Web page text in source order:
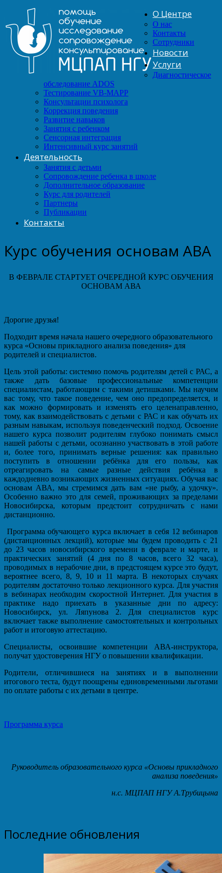
О Центре
О нас
Контакты
Сотрудники
Новости
Услуги
Диагностическое
обследование ADOS
Тестирование VB-MAPP
Консультации психолога
Коррекция поведения
Развитие навыков
Занятия с ребенком
Сенсорная интеграция
Интенсивный курс занятий
Деятельность
Занятия с детьми
Сопровождение ребенка в школе
Дополнительное образование
Курс для родителей
Партнеры
Публикации
Контакты
Курс обучения основам АВА
В ФЕВРАЛЕ СТАРТУЕТ ОЧЕРЕДНОЙ КУРС ОБУЧЕНИЯ
ОСНОВАМ АВА
Дорогие друзья!
Подходит время начала нашего очередного образовательного
курса «Основы прикладного анализа поведения» для
родителей и специалистов.
Цель этой работы: системно помочь родителям детей с РАС, а
также дать базовые профессиональные компетенции
специалистам, работающим с такими детишками. Мы научим
вас тому, что такое поведение, чем оно предопределяется, и
как можно формировать и изменять его целенаправленно,
тому, как взаимодействовать с детьми с РАС и как обучать их
разным навыкам, используя поведенческий подход. Освоение
нашего курса позволит родителям глубоко понимать смысл
нашей работы с детьми, осознанно участвовать в этой работе
и, более того, принимать верные решения: как правильно
поступить в отношении ребёнка для его пользы, как
отреагировать на самые разные действия ребёнка в
каждодневно возникающих жизненных ситуациях. Обучая вас
основам АВА, мы стремимся дать вам «не рыбу, а удочку».
Особенно важно это для семей, проживающих за пределами
Новосибирска, которым предстоит сотрудничать с нами
дистанционно.
Программа обучающего курса включает в себя 12 вебинаров
(дистанционных лекций), которые мы будем проводить с 21
до 23 часов новосибирского времени в феврале и марте, и
практических занятий (4 дня по 8 часов, всего 32 часа),
проводимых в нерабочие дни, в предстоящем курсе это будут,
вероятнее всего, 8, 9, 10 и 11 марта. В некоторых случаях
родителям достаточно только лекционного курса. Для участия
в вебинарах необходим скоростной Интернет. Для участия в
практике надо приехать в указанные дни по адресу:
Новосибирск, ул. Ляпунова 2. Для специалистов курс
включает также выполнение самостоятельных и контрольных
работ и итоговую аттестацию.
Специалисты, освоившие компетенции АВА-инструктора,
получат удостоверения НГУ о повышении квалификации.
Родители, отличившиеся на занятиях и в выполнении
итогового теста, будут поощрены единовременными льготами
по оплате работы с их детьми в центре.
Программа курса
Руководитель образовательного курса «Основы прикладного
анализа поведения»
н.с. МЦПАП НГУ А.Трубицына
Последние обновления